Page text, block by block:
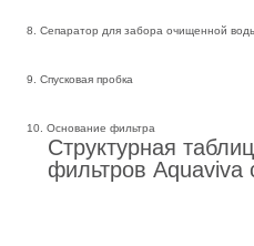
8. Сепаратор для забора очищенной
9. Спусковая пробка
10. Основание фильтра
Структурная
фильтров Aquaviva